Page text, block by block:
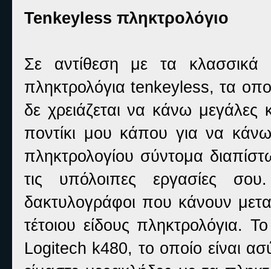
Tenkeyless πληκτρολόγιο
Σε αντίθεση με τα κλασσικά
πληκτρολόγια tenkeyless, τα
δε χρειάζεται να κάνω μεγάλες
ποντίκι μου κάπου για να
πληκτρολογίου σύντομα
τις υπόλοιπες εργασίες
δακτυλογράφοι που κάνουν
τέτοιου είδους πληκτρολόγια.
Logitech k480, το οποίο είναι